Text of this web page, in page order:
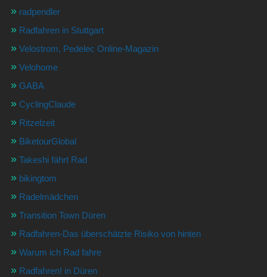
radpendler
Radfahren in Stuttgart
Velostrom, Pedelec Online-Magazin
Velohome
GABA
CyclingClaude
Ritzelzeit
BiketourGlobal
Takeshi fährt Rad
bikingtom
Radelmädchen
Transition Town Düren
Radfahren-Das überschätzte Risiko von hinten
Warum ich Rad fahre
Radfahren! in Düren